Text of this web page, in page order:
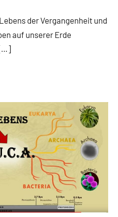
der Vergangenheit und
auf unserer Erde
[…]